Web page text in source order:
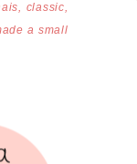
classic,
a small